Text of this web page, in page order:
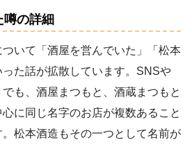
噂の詳細
いて「酒屋を営んでいた」「松本
た話が拡散しています。SNSや
も、酒屋まつもと、酒蔵まつもと
に同じ名字のお店が複数あること
松本酒造もその一つとして名前が